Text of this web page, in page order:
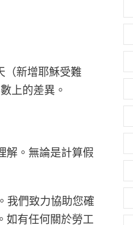
（新增耶穌受難
上的差異。
解。無論是計算假
我們致力協助您確
如有任何關於勞工